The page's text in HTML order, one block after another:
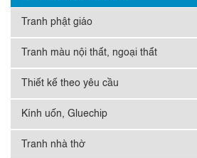
Tranh phật giáo
Tranh màu nội thất, ngoại thất
Thiết kế theo yêu cầu
Kính uốn, Gluechip
Tranh nhà thờ